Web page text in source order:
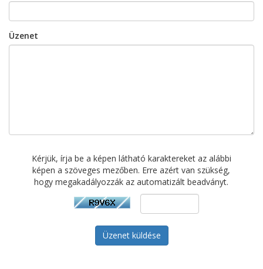
Üzenet
Kérjük, írja be a képen látható karaktereket az alábbi
képen a szöveges mezőben. Erre azért van szükség,
hogy megakadályozzák az automatizált beadványt.
Üzenet küldése